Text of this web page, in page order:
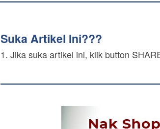
Suka Artikel Ini???
1. Jika suka artikel ini, klik button